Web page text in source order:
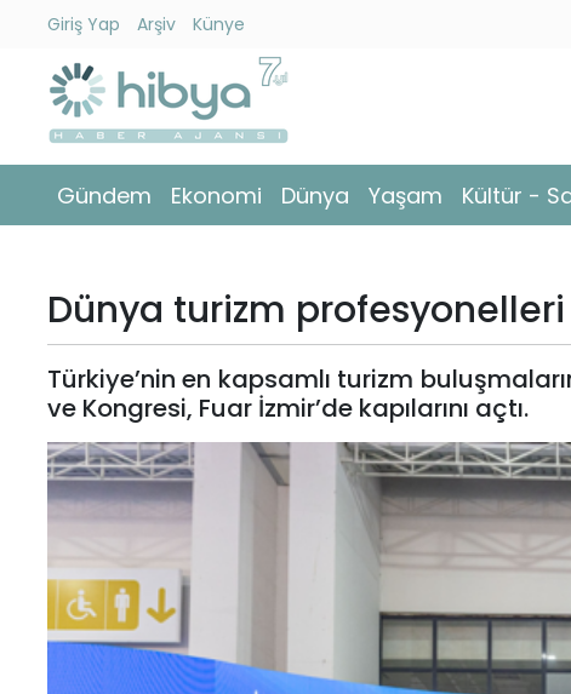
Giriş Yap Arşiv Künye
Gündem Ekonomi Dünya Yaşam Kültür -
Gündem
Ekonomi
Yaşam
Kültür
Sanat
Teknoloji
Sektörel
Dünya turizm
Türkiye’nin en kapsamlı turizm
ve Kongresi, Fuar İzmir’de kapılarını açtı.